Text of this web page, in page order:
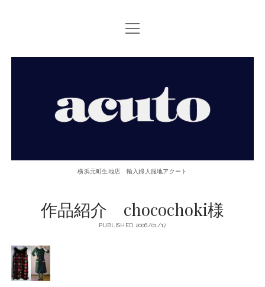
TOP PAGE
ACUTOについて
open
menu
元
地
店
横浜元町生地店 輸入婦人服地アクート
作品紹介 chocochoki様
PUBLISHED 2006/01/17